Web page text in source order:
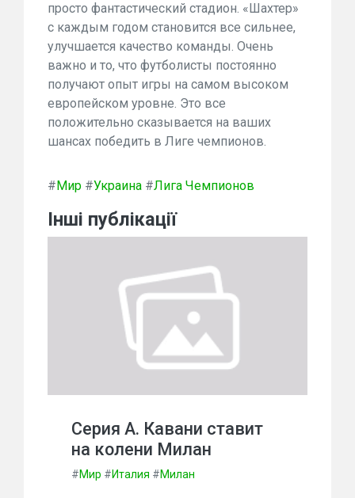
просто фантастический стадион. «Шахтер»
с каждым годом становится все сильнее,
улучшается качество команды. Очень
важно и то, что футболисты постоянно
получают опыт игры на самом высоком
европейском уровне. Это все
положительно сказывается на ваших
шансах победить в Лиге чемпионов.
#Мир #Украина #Лига Чемпионов
Інші публікації
Серия А. Кавани ставит
на колени Милан
#Мир #Италия #Милан